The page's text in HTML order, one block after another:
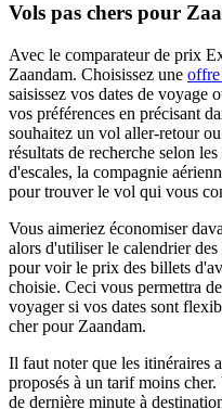
Vols pas chers pour
Avec le comparateur de prix
Zaandam. Choisissez une
saisissez vos dates de voyage
vos préférences en précisant
souhaitez un vol aller-retour
résultats de recherche selon
d'escales, la compagnie
pour trouver le vol qui vous
Vous aimeriez économiser
alors d'utiliser le calendrier
pour voir le prix des billets
choisie. Ceci vous permettra
voyager si vos dates sont
cher pour Zaandam.
Il faut noter que les itinéraires
proposés à un tarif moins
de dernière minute à